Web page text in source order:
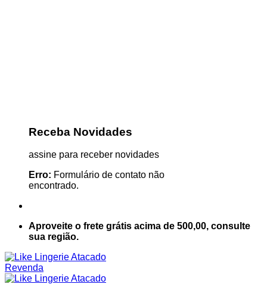
Receba Novidades
assine para receber novidades
Erro: Formulário de contato não
encontrado.
Aproveite o frete grátis acima de 500,00, consulte
sua região.